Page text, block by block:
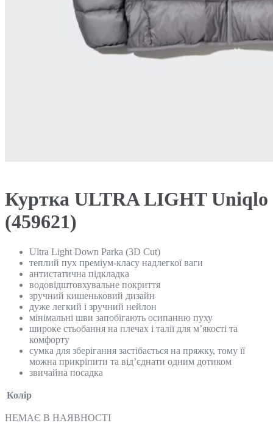
Куртка ULTRA LIGHT Uniqlo
(459621)
Ultra Light Down Parka (3D Cut)
теплий пух преміум-класу надлегкої ваги
антистатична підкладка
водовідштовхувальне покриття
зручний кишеньковий дизайн
дуже легкий і зручний нейлон
мінімальні шви запобігають осипанню пуху
широке стьобання на плечах і талії для м’якості та
комфорту
сумка для зберігання застібається на пряжку, тому її
можна прикріпити та від’єднати одним дотиком
звичайна посадка
Колір
НЕМАЄ В НАЯВНОСТІ